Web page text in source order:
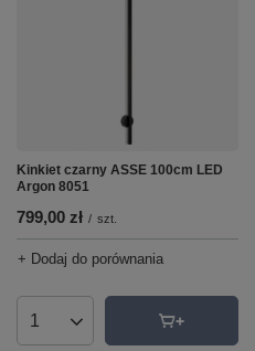
Kinkiet czarny ASSE 100cm LED
Argon 8051
799,00 zł / szt.
+ Dodaj do porównania
Ilość produktów